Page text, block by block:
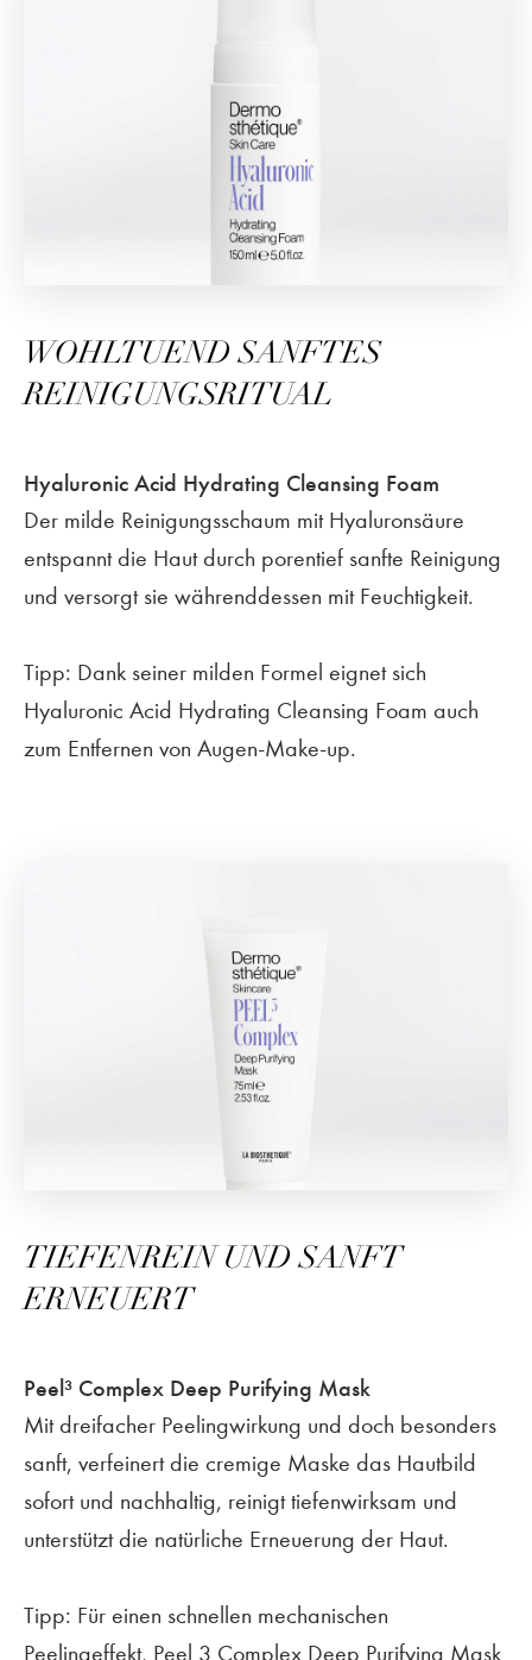
WOHLTUEND SANFTES
REINIGUNGSRITUAL
Hyaluronic Acid Hydrating Cleansing Foam
Der milde Reinigungsschaum mit Hyaluronsäure
entspannt die Haut durch porentief sanfte Reinigung
und versorgt sie währenddessen mit Feuchtigkeit.
Tipp: Dank seiner milden Formel eignet sich
Hyaluronic Acid Hydrating Cleansing Foam auch
zum Entfernen von Augen-Make-up.
TIEFENREIN UND SANFT
ERNEUERT
Peel³ Complex Deep Purifying Mask
Mit dreifacher Peelingwirkung und doch besonders
sanft, verfeinert die cremige Maske das Hautbild
sofort und nachhaltig, reinigt tiefenwirksam und
unterstützt die natürliche Erneuerung der Haut.
Tipp: Für einen schnellen mechanischen
Peelingeffekt, Peel 3 Complex Deep Purifying Mask